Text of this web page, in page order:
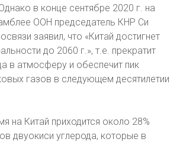
в конце сентябре 2020 г. на
ООН председатель КНР Си
заявил, что «Китай достигнет
до 2060 г.», т.е. прекратит
в атмосферу и обеспечит пик
газов в следующем десятилетии
на Китай приходится около 28%
двуокиси углерода, которые в